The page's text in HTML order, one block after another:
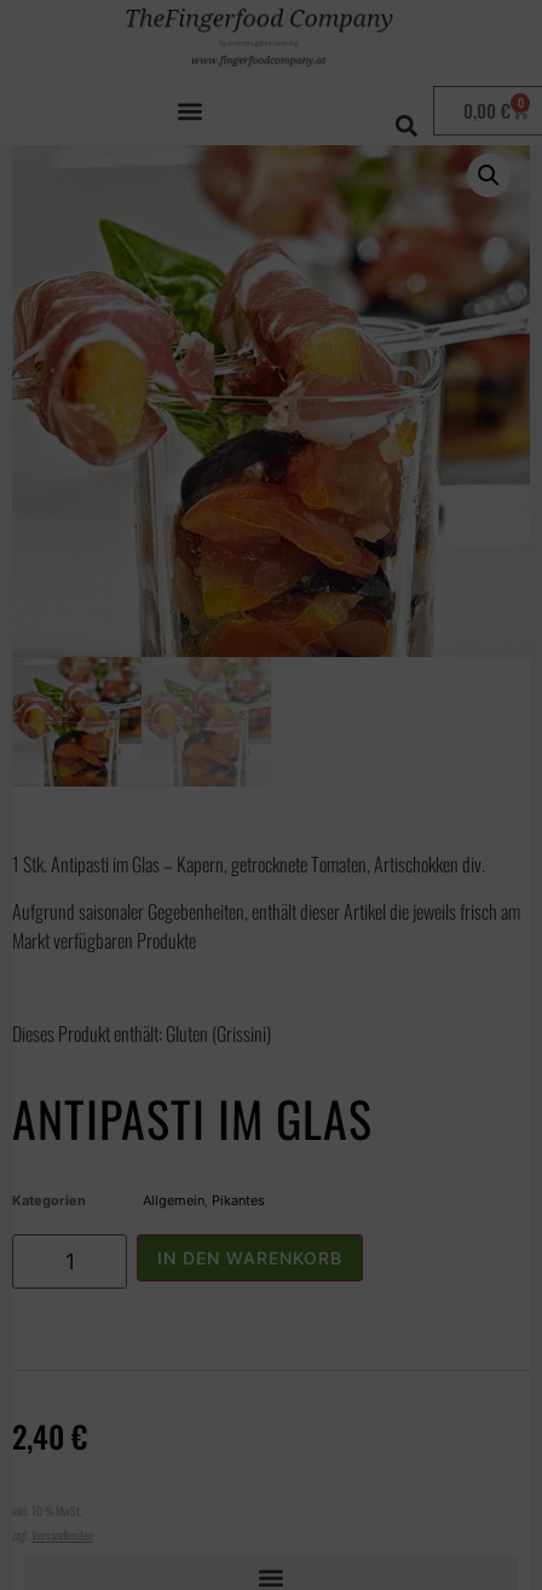
0,00€ 0
/ Antipasti im Glas
1 Stk. Antipasti im Glas – Kapern, getrocknete Tomaten, Artischokken div.
Aufgrund saisonaler Gegebenheiten, enthält dieser Artikel die jeweils frisch am
Markt verfügbaren Produkte
Dieses Produkt enthält: Gluten (Grissini)
ANTIPASTI IM GLAS
Kategorien Allgemein, Pikantes
IN DEN WARENKORB
2,40€
inkl. 10 % MwSt.
Versandkosten